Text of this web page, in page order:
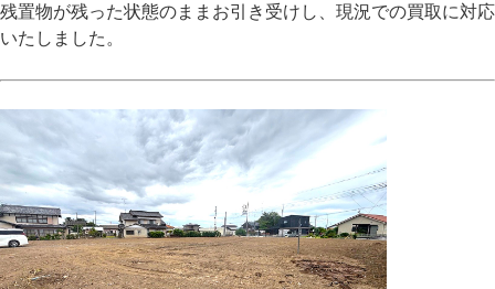
残置物が残った状態のままお引き受けし、現況での買取に対応
いたしました。